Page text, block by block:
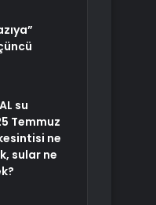
su
Temmuz
ne
sular ne